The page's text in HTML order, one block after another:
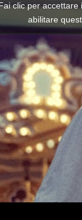
clic per accettare
abilitare